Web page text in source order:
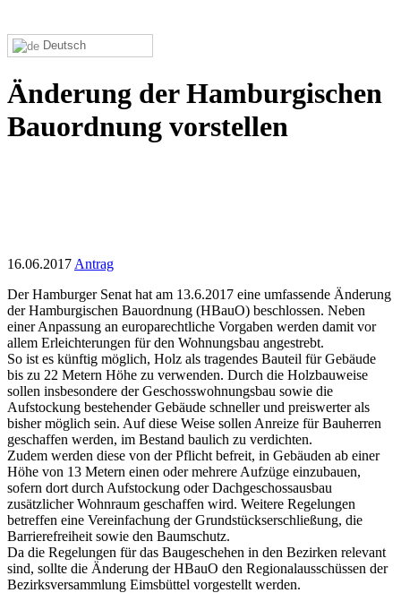
Deutsch
Änderung der Hamburgischen
Bauordnung vorstellen
16.06.2017 Antrag
Der Hamburger Senat hat am 13.6.2017 eine umfassende Änderung
der Hamburgischen Bauordnung (HBauO) beschlossen. Neben
einer Anpassung an europarechtliche Vorgaben werden damit vor
allem Erleichterungen für den Wohnungsbau angestrebt.
So ist es künftig möglich, Holz als tragendes Bauteil für Gebäude
bis zu 22 Metern Höhe zu verwenden. Durch die Holzbauweise
sollen insbesondere der Geschosswohnungsbau sowie die
Aufstockung bestehender Gebäude schneller und preiswerter als
bisher möglich sein. Auf diese Weise sollen Anreize für Bauherren
geschaffen werden, im Bestand baulich zu verdichten.
Zudem werden diese von der Pflicht befreit, in Gebäuden ab einer
Höhe von 13 Metern einen oder mehrere Aufzüge einzubauen,
sofern dort durch Aufstockung oder Dachgeschossausbau
zusätzlicher Wohnraum geschaffen wird. Weitere Regelungen
betreffen eine Vereinfachung der Grundstückserschließung, die
Barrierefreiheit sowie den Baumschutz.
Da die Regelungen für das Baugeschehen in den Bezirken relevant
sind, sollte die Änderung der HBauO den Regionalausschüssen der
Bezirksversammlung Eimsbüttel vorgestellt werden.